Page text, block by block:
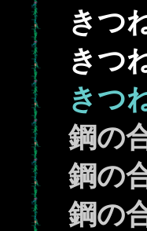
きつ
きつ
きつ
鋼の
鋼の
鋼の